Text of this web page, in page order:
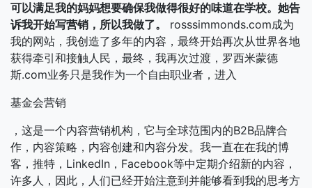
可以满足我的妈妈想要确保我做得很好的味道在学校。她告
诉我开始写营销，所以我做了。
rosssimmonds.com成为
我的网站，我创造了多年的内容，最终开始再次从世界各地
获得牵引和接触人民，最终，我再次过渡，罗西米蒙德
斯.com业务只是我作为一个自由职业者，进入
基金会营销
，这是一个内容营销机构，它与全球范围内的B2B品牌合
作，内容策略，内容创建和内容分发。我一直在在我的博
客，推特，LinkedIn，Facebook等中定期介绍新的内容，
许多人，因此，人们已经开始注意到并能够看到我的思考方